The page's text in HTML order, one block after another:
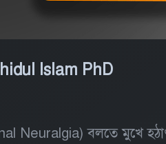
Islam PhD
Neuralgia) বলতে মুখে